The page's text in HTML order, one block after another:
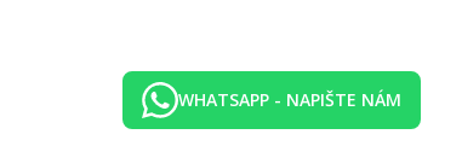
WHATSAPP - NAPIŠTE NÁM